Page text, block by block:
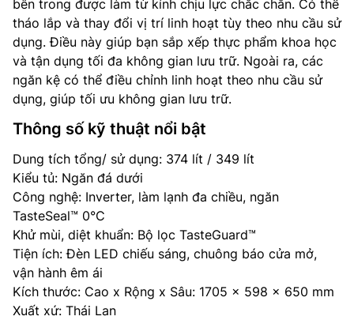
bên trong được làm từ kính chịu lực chắc chắn. Có thể
tháo lắp và thay đổi vị trí linh hoạt tùy theo nhu cầu sử
dụng. Điều này giúp bạn sắp xếp thực phẩm khoa học
và tận dụng tối đa không gian lưu trữ. Ngoài ra, các
ngăn kệ có thể điều chỉnh linh hoạt theo nhu cầu sử
dụng, giúp tối ưu không gian lưu trữ.
Thông số kỹ thuật nổi bật
Dung tích tổng/ sử dụng: 374 lít / 349 lít
Kiểu tủ: Ngăn đá dưới
Công nghệ: Inverter, làm lạnh đa chiều, ngăn
TasteSeal™ 0°C
Khử mùi, diệt khuẩn: Bộ lọc TasteGuard™
Tiện ích: Đèn LED chiếu sáng, chuông báo cửa mở,
vận hành êm ái
Kích thước: Cao x Rộng x Sâu: 1705 x 598 x 650 mm
Xuất xứ: Thái Lan